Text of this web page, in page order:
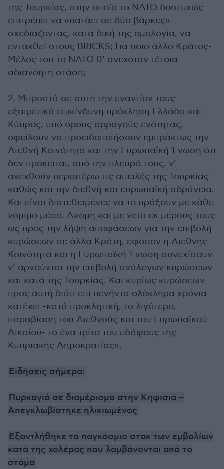
της Τουρκίας, στην οποία το ΝΑΤΟ δυστυχώς
επιτρέπει να «πατάει σε δύο βάρκες»
σχεδιάζοντας, κατά δική της ομολογία, να
ενταχθεί στους BRICKS; Για ποιο άλλο Κράτος-
Μέλος του το ΝΑΤΟ θ’ ανεχόταν τέτοια
αδιανόητη στάση;
2. Μπροστά σε αυτή την εναντίον τους
εξαιρετικά επικίνδυνη πρόκληση Ελλάδα και
Κύπρος, υπό όρους αρραγούς ενότητας,
οφείλουν να προειδοποιήσουν εμπράκτως την
Διεθνή Κοινότητα και την Ευρωπαϊκή Ένωση ότι
δεν πρόκειται, από την πλευρά τους, ν’
ανεχθούν περαιτέρω τις απειλές της Τουρκίας
καθώς και την διεθνή και ευρωπαϊκή αδράνεια.
Και είναι διατεθειμένες να το πράξουν με κάθε
νόμιμο μέσο. Ακόμη και με veto εκ μέρους τους
ως προς την λήψη αποφάσεων για την επιβολή
κυρώσεων σε άλλα Κράτη, εφόσον η Διεθνής
Κοινότητα και η Ευρωπαϊκή Ένωση συνεχίσουν
ν’ αρνούνται την επιβολή ανάλογων κυρώσεων
και κατά της Τουρκίας. Και κυρίως κυρώσεων
προς αυτή διότι επί πενήντα ολόκληρα χρόνια
κατέχει -κατά προκλητική, το λιγότερο,
παραβίαση του Διεθνούς και του Ευρωπαϊκού
Δικαίου- το ένα τρίτο του εδάφους της
Κυπριακής Δημοκρατίας».
Ειδήσεις σήμερα:
Πυρκαγιά σε διαμέρισμα στην Κηφισιά –
Απεγκλωβίστηκε ηλικιωμένος
Εξαντλήθηκε το παγκόσμιο στοκ των εμβολίων
κατά της χολέρας που λαμβάνονται από το
στόμα